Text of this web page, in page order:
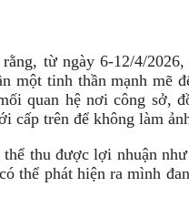
từ ngày 6-12/4/
một tinh thần mạnh mẽ
quan hệ nơi công sở,
cấp trên để không làm
thu được lợi nhuận
thể phát hiện ra mình